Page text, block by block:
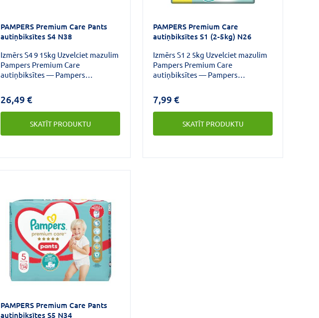
PAMPERS Premium Care Pants
autiņbiksītes S4 N38
Izmērs S4 9 15kg Uzvelciet mazulim
Pampers Premium Care
autiņbiksītes — Pampers
maigas kā dūnas, un tagad tām ir
absorbējošs slānis/virsējais
pārklājums ar Heart Quilts
materiālu, kas neļauj mitrumam un
26,49 €
SKATĪT PRODUKTU
PAMPERS Premium Care
autiņbiksītes S1 (2-5kg) N26
Izmērs S1 2 5kg Uzvelciet mazulim
Pampers Premium Care
autiņbiksītes — Pampers
sekrēciju absorbējošs slānis.
7,99 €
SKATĪT PRODUKTU
PAMPERS Premium Care Pants
autiņbiksītes S5 N34